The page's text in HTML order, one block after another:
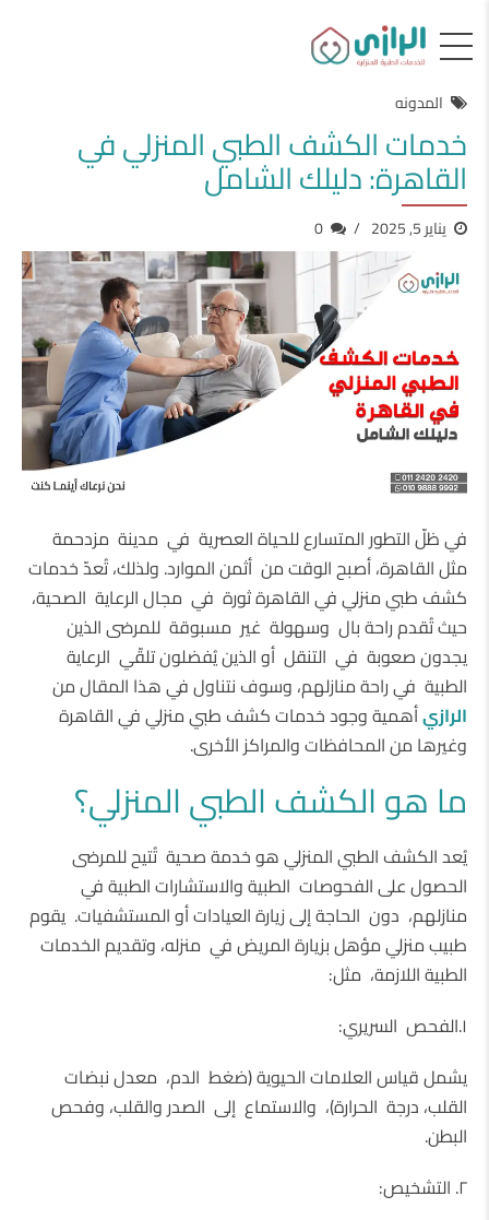
المدونه
خدمات الكشف الطبي المنزلي في
القاهرة: دليلك الشامل
يناير 5, 2025 0
في ظلّ التطور المتسارع للحياة العصرية في مدينة مزدحمة
مثل القاهرة، أصبح الوقت من أثمن الموارد. ولذلك، تُعدّ خدمات
كشف طبي منزلي في القاهرة ثورة في مجال الرعاية الصحية،
حيث تُقدم راحة بال وسهولة غير مسبوقة للمرضى الذين
يجدون صعوبة في التنقل أو الذين يُفضلون تلقّي الرعاية
الطبية في راحة منازلهم، وسوف نتناول في هذا المقال من
الرازيأهمية وجود خدمات كشف طبي منزلي في القاهرة
وغيرها من المحافظات والمراكز الأخرى.
ما هو الكشف الطبي المنزلي؟
يُعد الكشف الطبي المنزلي هو خدمة صحية تُتيح للمرضى
الحصول على الفحوصات الطبية والاستشارات الطبية في
منازلهم، دون الحاجة إلى زيارة العيادات أو المستشفيات. يقوم
طبيب منزلي مؤهل بزيارة المريض في منزله، وتقديم الخدمات
الطبية اللازمة، مثل:
١.الفحص السريري:
يشمل قياس العلامات الحيوية (ضغط الدم، معدل نبضات
القلب، درجة الحرارة)، والاستماع إلى الصدر والقلب، وفحص
البطن.
٢. التشخيص: